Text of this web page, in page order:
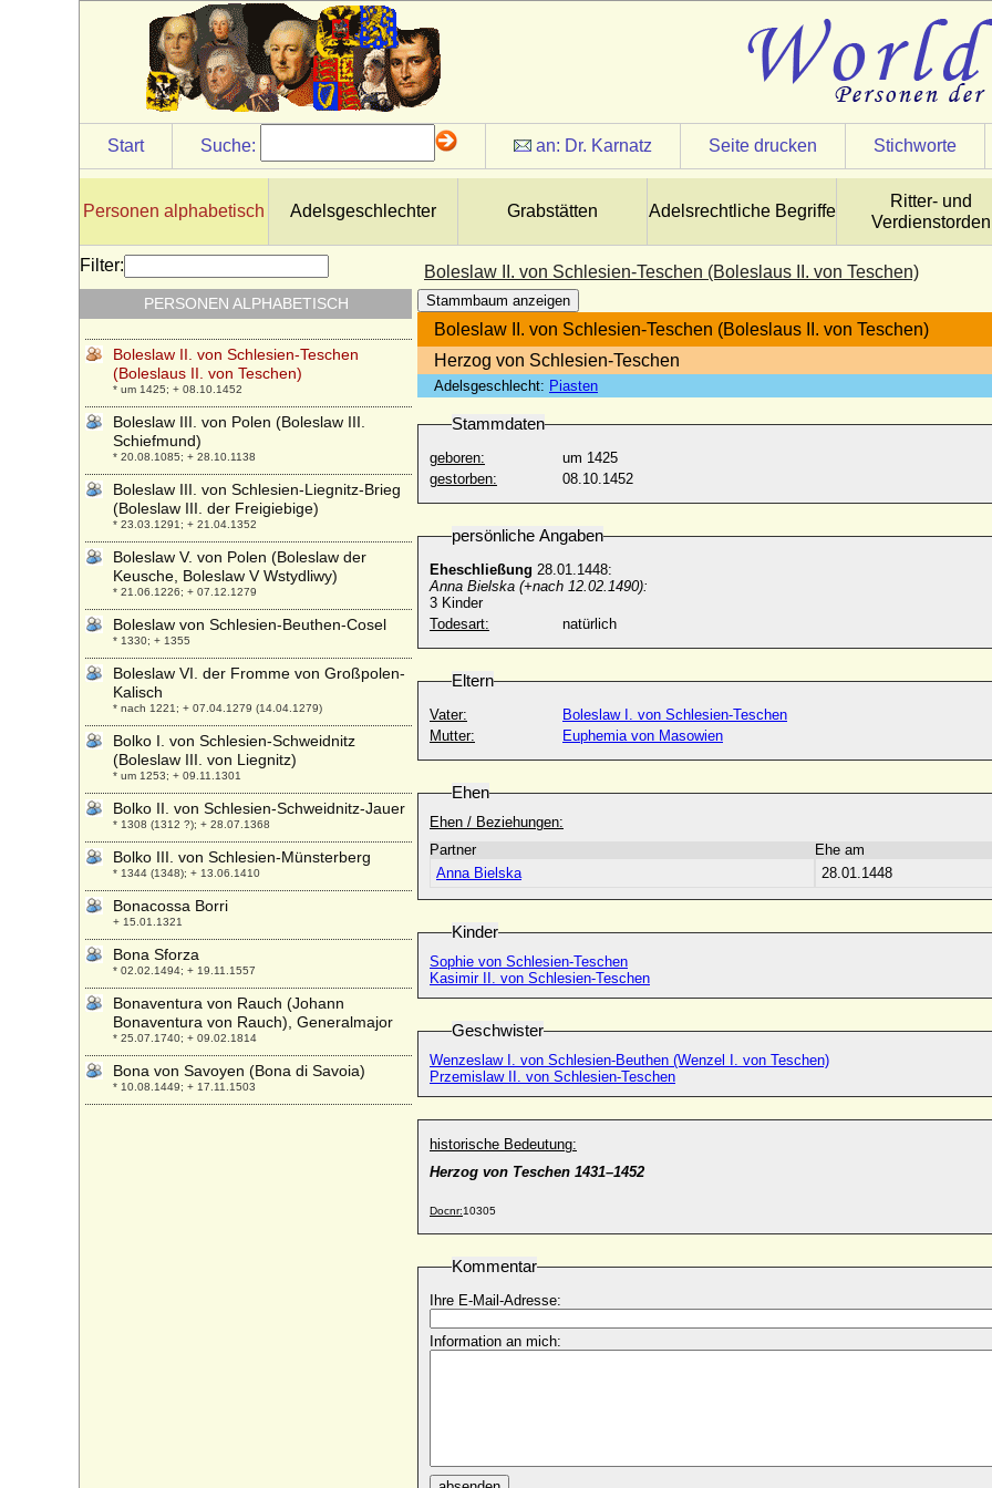
Start Suche: an: Dr. Karnatz Seite drucken Stichworte
Personen alphabetisch Adelsgeschlechter Grabstätten Adelsrechtliche Begriffe
Ritter- und
Verdienstorden
Boleslaw II. von Schlesien-Teschen (Boleslaus II. von Teschen)
Stammbaum anzeigen
Boleslaw II. von Schlesien-Teschen (Boleslaus II. von Teschen)
Herzog von Schlesien-Teschen
Adelsgeschlecht: Piasten
Stammdaten
geboren:
um 1425
gestorben:
08.10.1452
persönliche Angaben
Eheschließung 28.01.1448:
Anna Bielska (+nach 12.02.1490):
3 Kinder
Todesart:
natürlich
Eltern
Vater:
Boleslaw I. von Schlesien-Teschen
Mutter:
Euphemia von Masowien
Ehen
Ehen / Beziehungen:
Partner
Ehe am
Anna Bielska
28.01.1448
Kinder
Sophie von Schlesien-Teschen
Kasimir II. von Schlesien-Teschen
Geschwister
Wenzeslaw I. von Schlesien-Beuthen (Wenzel I. von Teschen)
Przemislaw II. von Schlesien-Teschen
historische Bedeutung:
Herzog von Teschen 1431–1452
Docnr:10305
Kommentar
Ihre E-Mail-Adresse:
Information an mich:
Filter:
PERSONEN ALPHABETISCH
Bohuslaw Chotek von Chotkova und
Wognin, Graf
* 04.07.1829; + 11.10.1896
Boleslaw I. der Lange von Niederschlesien
* 1127; + 08.12.1201
Boleslaw I. der Tapfere von Polen
(Boleslaw I. Chrobry)
* nach 1363; + 06.05.1431
* 1042; + 1081
Boleslaw II. von Schlesien (Boleslaw II.
Rogatka)
* um 1217; + 1278
Boleslaw II. von Schlesien-Teschen
(Boleslaus II. von Teschen)
* um 1425; + 08.10.1452
Boleslaw III. von Polen (Boleslaw III.
Schiefmund)
* 20.08.1085; + 28.10.1138
Boleslaw III. von Schlesien-Liegnitz-Brieg
(Boleslaw III. der Freigiebige)
* 23.03.1291; + 21.04.1352
Boleslaw V. von Polen (Boleslaw der
Keusche, Boleslaw V Wstydliwy)
* 21.06.1226; + 07.12.1279
Boleslaw von Schlesien-Beuthen-Cosel
* 1330; + 1355
Boleslaw VI. der Fromme von Großpolen-
Kalisch
* nach 1221; + 07.04.1279 (14.04.1279)
Bolko I. von Schlesien-Schweidnitz
(Boleslaw III. von Liegnitz)
* um 1253; + 09.11.1301
Bolko II. von Schlesien-Schweidnitz-Jauer
* 1308 (1312 ?); + 28.07.1368
Bolko III. von Schlesien-Münsterberg
* 1344 (1348); + 13.06.1410
Bonacossa Borri
+ 15.01.1321
Bona Sforza
* 02.02.1494; + 19.11.1557
Bonaventura von Rauch (Johann
Bonaventura von Rauch), Generalmajor
* 25.07.1740; + 09.02.1814
Bona von Savoyen (Bona di Savoia)
* 10.08.1449; + 17.11.1503